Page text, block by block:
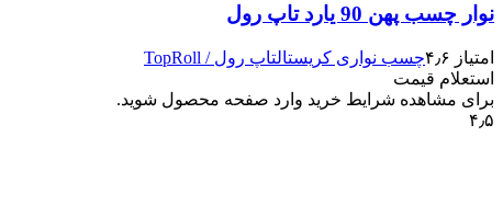
نوار چسب پهن 90 یارد تاپ رول
امتیاز ۴٫۶ چسب نواری کریستالتاپ رول / TopRoll
استعلام قیمت
برای مشاهده شرایط خرید وارد صفحه محصول شوید.
۴٫۵